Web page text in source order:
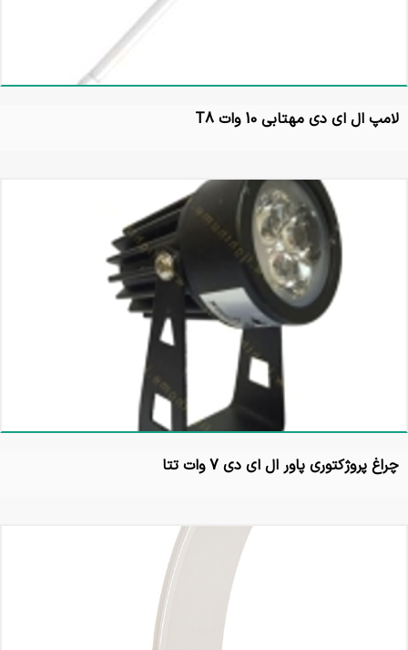
لامپ ال ای دی مهتابی 10 وات T8
چراغ پروژکتوری پاور ال ای دی 7 وات تتا